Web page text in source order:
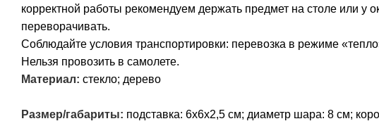
корректной работы рекомендуем держать предмет на столе или у
переворачивать.
Соблюдайте условия транспортировки: перевозка в режиме
Нельзя провозить в самолете.
Материал: стекло; дерево
Размер/габариты: подставка: 6х6х2,5 см; диаметр шара: 8 см;